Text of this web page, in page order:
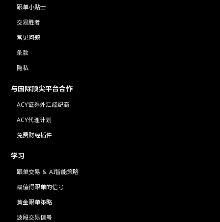
跟单小贴士
交易胜者
常见问题
条款
隐私
与国际顶尖平台合作
ACY证券外汇经纪商
ACY代理计划
免费财经插件
学习
跟单交易 ＆ AI智能策略
最值得跟单的信号
黄金跟单策略
波段交易信号